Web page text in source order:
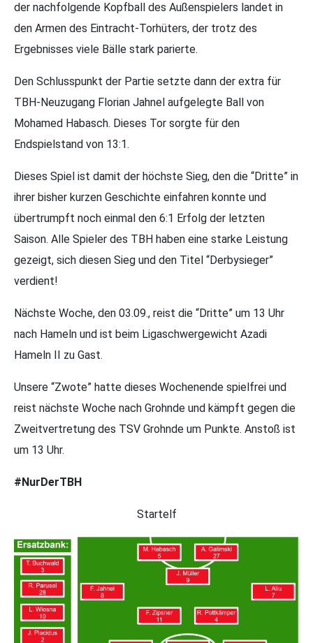
der nachfolgende Kopfball des Außenspielers landet in
den Armen des Eintracht-Torhüters, der trotz des
Ergebnisses viele Bälle stark parierte.
Den Schlusspunkt der Partie setzte dann der extra für
TBH-Neuzugang Florian Jahnel aufgelegte Ball von
Mohamed Habasch. Dieses Tor sorgte für den
Endspielstand von 13:1.
Dieses Spiel ist damit der höchste Sieg, den die “Dritte” in
ihrer bisher kurzen Geschichte einfahren konnte und
übertrumpft noch einmal den 6:1 Erfolg der letzten
Saison. Alle Spieler des TBH haben eine starke Leistung
gezeigt, sich diesen Sieg und den Titel “Derbysieger”
verdient!
Nächste Woche, den 03.09., reist die “Dritte” um 13 Uhr
nach Hameln und ist beim Ligaschwergewicht Azadi
Hameln II zu Gast.
Unsere “Zwote” hatte dieses Wochenende spielfrei und
reist nächste Woche nach Grohnde und kämpft gegen die
Zweitvertretung des TSV Grohnde um Punkte. Anstoß ist
um 13 Uhr.
#NurDerTBH
Startelf